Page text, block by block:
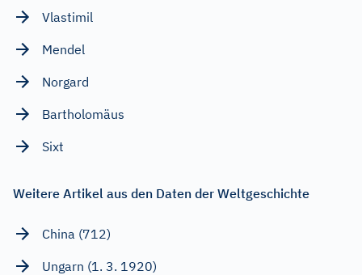
Vlastimil
Mendel
Norgard
Bartholomäus
Sixt
Weitere Artikel aus den Daten der Weltgeschichte
China (712)
Ungarn (1. 3. 1920)